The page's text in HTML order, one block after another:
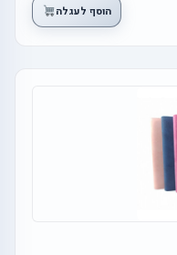
הוסף לעגלה